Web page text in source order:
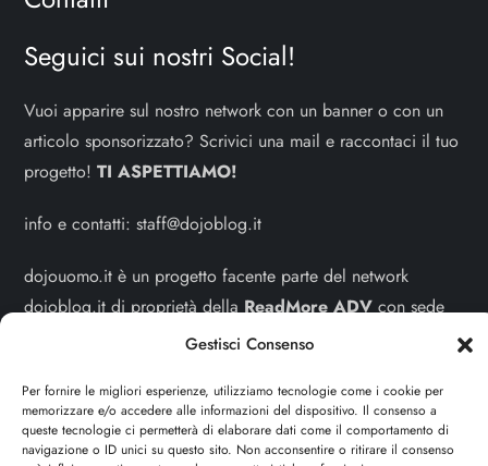
Gestisci Consenso
Per fornire le migliori esperienze, utilizziamo tecnologie come i cookie per
memorizzare e/o accedere alle informazioni del dispositivo. Il consenso a
queste tecnologie ci permetterà di elaborare dati come il comportamento di
navigazione o ID unici su questo sito. Non acconsentire o ritirare il consenso
Seguici sui nostri Social!
Vuoi apparire sul nostro network con un banner o con un
articolo sponsorizzato? Scrivici una mail e raccontaci il tuo
progetto!TI ASPETTIAMO!
info e contatti:staff@dojoblog.it
dojouomo.it è un progetto facente parte del network
dojoblog.it di proprietà dellaReadMore ADVcon sede
legale in Via delle Sirene 34 - Roma - P.iva:
Sitemap-Privacy Policy -Cookie Policy